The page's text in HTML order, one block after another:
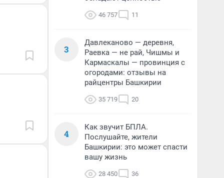
46 757 11
3
Давлеканово — деревня,
Раевка — не рай, Чишмы и
Кармаскалы — провинция с
огородами: отзывы на
райцентры Башкирии
35 719 20
4
Как звучит БПЛА.
Послушайте, жители
Башкирии: это может спасти
вашу жизнь
28 450 36